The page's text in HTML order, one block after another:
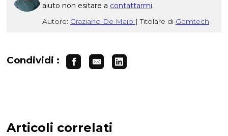
aiuto non esitare a contattarmi.
Autore: Graziano De Maio | Titolare di Gdmtech
Condividi :
Articoli correlati